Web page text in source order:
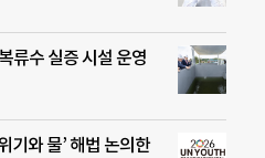
류수 실증 시설 운영
기와 물’ 해법 논의한